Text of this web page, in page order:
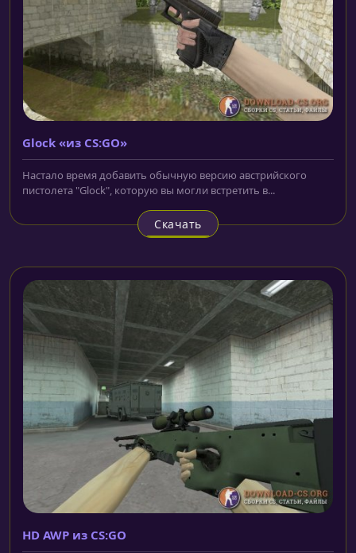
Glock «из CS:GO»
Настало время добавить обычную версию австрийского
пистолета "Glock", которую вы могли встретить в...
Скачать
HD AWP из CS:GO